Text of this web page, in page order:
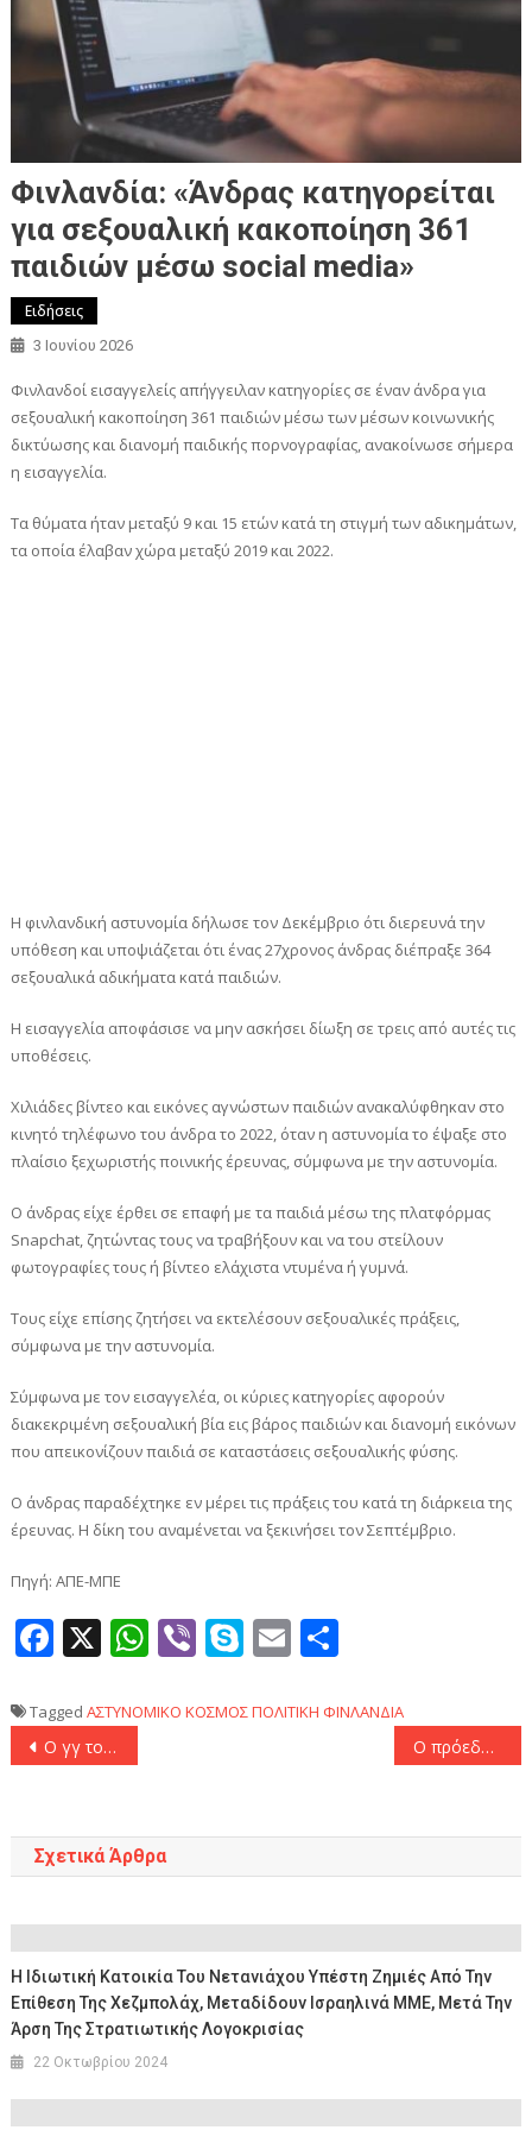
Φινλανδία: «Άνδρας κατηγορείται
για σεξουαλική κακοποίηση 361
παιδιών μέσω social media»
Ειδήσεις
3 Ιουνίου 2026
Φινλανδοί εισαγγελείς απήγγειλαν κατηγορίες σε έναν άνδρα για
σεξουαλική κακοποίηση 361 παιδιών μέσω των μέσων κοινωνικής
δικτύωσης και διανομή παιδικής πορνογραφίας, ανακοίνωσε σήμερα
η εισαγγελία.
Τα θύματα ήταν μεταξύ 9 και 15 ετών κατά τη στιγμή των αδικημάτων,
τα οποία έλαβαν χώρα μεταξύ 2019 και 2022.
Η φινλανδική αστυνομία δήλωσε τον Δεκέμβριο ότι διερευνά την
υπόθεση και υποψιάζεται ότι ένας 27χρονος άνδρας διέπραξε 364
σεξουαλικά αδικήματα κατά παιδιών.
Η εισαγγελία αποφάσισε να μην ασκήσει δίωξη σε τρεις από αυτές τις
υποθέσεις.
Χιλιάδες βίντεο και εικόνες αγνώστων παιδιών ανακαλύφθηκαν στο
κινητό τηλέφωνο του άνδρα το 2022, όταν η αστυνομία το έψαξε στο
πλαίσιο ξεχωριστής ποινικής έρευνας, σύμφωνα με την αστυνομία.
Ο άνδρας είχε έρθει σε επαφή με τα παιδιά μέσω της πλατφόρμας
Snapchat, ζητώντας τους να τραβήξουν και να του στείλουν
φωτογραφίες τους ή βίντεο ελάχιστα ντυμένα ή γυμνά.
Τους είχε επίσης ζητήσει να εκτελέσουν σεξουαλικές πράξεις,
σύμφωνα με την αστυνομία.
Σύμφωνα με τον εισαγγελέα, οι κύριες κατηγορίες αφορούν
διακεκριμένη σεξουαλική βία εις βάρος παιδιών και διανομή εικόνων
που απεικονίζουν παιδιά σε καταστάσεις σεξουαλικής φύσης.
Ο άνδρας παραδέχτηκε εν μέρει τις πράξεις του κατά τη διάρκεια της
έρευνας. Η δίκη του αναμένεται να ξεκινήσει τον Σεπτέμβριο.
Πηγή: ΑΠΕ-ΜΠΕ
Facebook
X WhatsApp
ViberSkype
Email
Tagged ΑΣΤΥΝΟΜΙΚΟ ΚΟΣΜΟΣΠΟΛΙΤΙΚΗ ΦΙΝΛΑΝΔΙΑ
Πλοήγηση
Ο γγ του ΝΑΤΟ προειδοποιεί τους νεαρούς Ρώσους ότι πιθανότατα θα πεθάνουν Ο πρόεδρος Τραμπ θα παραστεί στη σύνοδο κορυφής του ΝΑΤΟ στην Τουρκία
Σχετικά Άρθρα
Η Ιδιωτική Κατοικία Του Νετανιάχου Υπέστη Ζημιές Από Την
Επίθεση Της Χεζμπολάχ, Μεταδίδουν Ισραηλινά ΜΜΕ, Μετά Την
Άρση Της Στρατιωτικής Λογοκρισίας
22 Οκτωβρίου 2024